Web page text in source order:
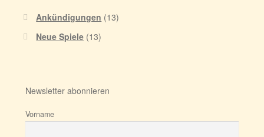
Ankündigungen (13)
Neue Spiele (13)
Newsletter abonnieren
Vorname